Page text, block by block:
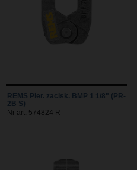
REMS Pier. zacisk. BMP 1 1/8" (PR-
2B S)
Nr art. 574824 R